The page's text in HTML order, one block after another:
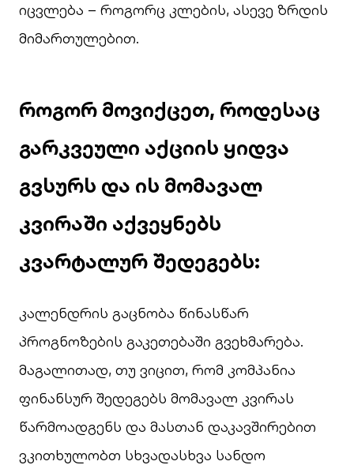
იცვლება – როგორც კლების, ასევე ზრდის
მიმართულებით.
როგორ მოვიქცეთ, როდესაც
გარკვეული აქციის ყიდვა
გვსურს და ის მომავალ
კვირაში აქვეყნებს
კვარტალურ შედეგებს:
კალენდრის გაცნობა წინასწარ
პროგნოზების გაკეთებაში გვეხმარება.
მაგალითად, თუ ვიცით, რომ კომპანია
ფინანსურ შედეგებს მომავალ კვირას
წარმოადგენს და მასთან დაკავშირებით
ვკითხულობთ სხვადასხვა სანდო